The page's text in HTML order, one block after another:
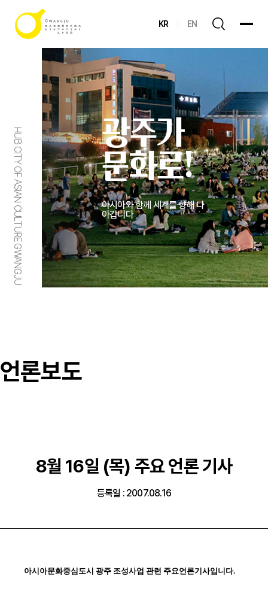
KR EN
HUB CITY OF ASIAN CULTURE GWANGJU
광주가
문화로!
아시아와 함께 세계를 향해 나
아갑니다
언론보도
8월 16일 (목) 주요 언론 기사
등록일 : 2007.08.16
아시아문화중심도시 광주 조성사업 관련 주요언론기사입니다.